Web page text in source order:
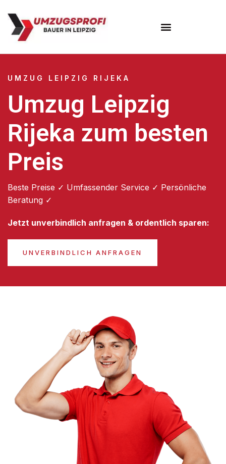
UMZUG LEIPZIG RIJEKA
Umzug Leipzig
Rijeka zum besten
Preis
Beste Preise ✓ Umfassender Service ✓ Persönliche
Beratung ✓
Jetzt unverbindlich anfragen & ordentlich sparen:
UNVERBINDLICH ANFRAGEN